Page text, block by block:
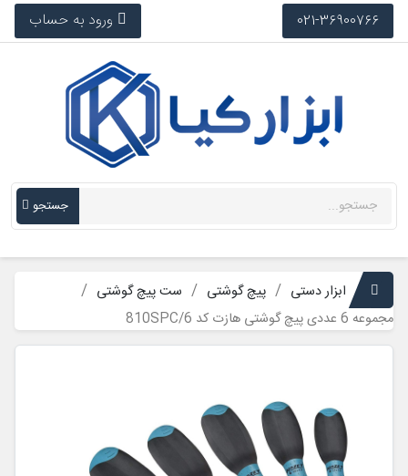
021-36900766 ورود به حساب
جستجو
ابزار دستی پیچ گوشتی
ست پیچ گوشتی
مجموعه 6 عددی پیچ گوشتی هازت کد 810SPC/6